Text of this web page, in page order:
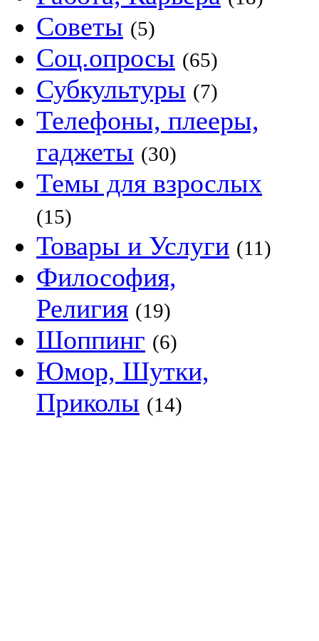
Советы (5)
Соц.опросы (65)
Субкультуры (7)
Телефоны, плееры,
гаджеты (30)
Темы для взрослых
(15)
Товары и Услуги (11)
Философия,
Религия (19)
Шоппинг (6)
Юмор, Шутки,
Приколы (14)